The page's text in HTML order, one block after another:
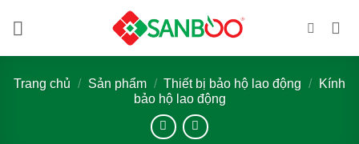
Trang chủ / Sản phẩm / Thiết bị bảo hộ lao động /
Kính
bảo hộ lao động